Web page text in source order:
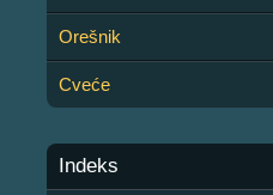
Orešnik
Cveće
Indeks